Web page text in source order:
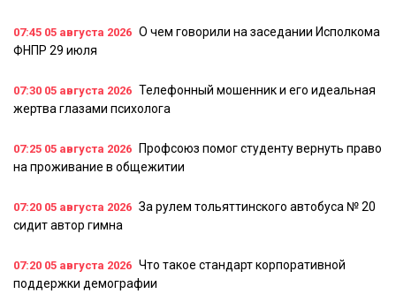
07:45 05 августа 2026 О чем говорили на заседании Исполкома
ФНПР 29 июля
07:30 05 августа 2026 Телефонный мошенник и его идеальная
жертва глазами психолога
07:25 05 августа 2026
Профсоюз помог студенту вернуть право
на проживание в общежитии
07:20 05 августа 2026 За рулем тольяттинского автобуса № 20
сидит автор гимна
07:20 05 августа 2026 Что такое стандарт корпоративной
поддержки демографии